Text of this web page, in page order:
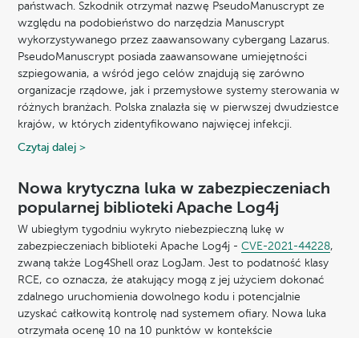
państwach. Szkodnik otrzymał nazwę PseudoManuscrypt ze
względu na podobieństwo do narzędzia Manuscrypt
wykorzystywanego przez zaawansowany cybergang Lazarus.
PseudoManuscrypt posiada zaawansowane umiejętności
szpiegowania, a wśród jego celów znajdują się zarówno
organizacje rządowe, jak i przemysłowe systemy sterowania w
różnych branżach. Polska znalazła się w pierwszej dwudziestce
krajów, w których zidentyfikowano najwięcej infekcji.
Czytaj dalej >
Nowa krytyczna luka w zabezpieczeniach
popularnej biblioteki Apache Log4j
W ubiegłym tygodniu wykryto niebezpieczną lukę w
zabezpieczeniach biblioteki Apache Log4j -CVE-2021-44228,
zwaną także Log4Shell oraz LogJam. Jest to podatność klasy
RCE, co oznacza, że atakujący mogą z jej użyciem dokonać
zdalnego uruchomienia dowolnego kodu i potencjalnie
uzyskać całkowitą kontrolę nad systemem ofiary. Nowa luka
otrzymała ocenę 10 na 10 punktów w kontekście